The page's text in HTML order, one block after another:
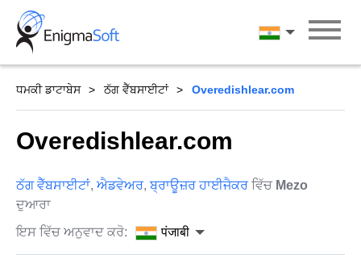
Skip
content
पंजाबी
ਧਮਕੀ ਡਾਟਾਬੇਸ ਠੱਗ ਵੈੱਬਸਾਈਟਾਂ Overedishlear.com
Overedishlear.com
ਠੱਗ ਵੈੱਬਸਾਈਟਾਂ, ਐਡਵੇਅਰ,ਬ੍ਰਾਊਜ਼ਰ ਹਾਈਜੈਕਰ ਵਿੱਚ Mezo
ਦੁਆਰਾ
ਇਸ ਵਿੱਚ ਅਨੁਵਾਦ ਕਰੋ:
पंजाबी